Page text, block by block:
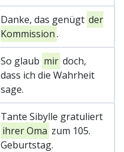
Danke, das genügt der
Kommission.
So glaub mir doch,
dass ich die Wahrheit
sage.
Tante Sibylle gratuliert
ihrer Oma zum 105.
Geburtstag.